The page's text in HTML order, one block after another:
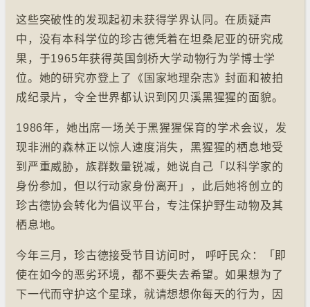
这些突破性的发现起初未获得学界认同。在质疑声
中，没有本科学位的珍古德凭着在坦桑尼亚的研究成
果，于1965年获得英国剑桥大学动物行为学博士学
位。她的研究亦登上了《国家地理杂志》封面和被拍
成纪录片，令全世界都认识到冈贝溪黑猩猩的面貌。
1986年，她出席一场关于黑猩猩保育的学术会议，发
现非洲的森林正以惊人速度消失，黑猩猩的栖息地受
到严重威胁，族群数量锐减，她说自己「以科学家的
身份参加，但以行动家身份离开」，此后她将创立的
珍古德协会转化为倡议平台，专注保护野生动物及其
栖息地。
今年三月，珍古德接受节目访问时， 呼吁民众：「即
使在如今的恶劣环境，都不要失去希望。如果想为了
下一代而守护这个星球，就请想想你每天的行为，因